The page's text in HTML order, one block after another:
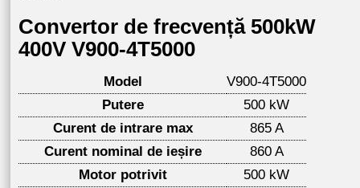
Convertor de frecvență 500kW
400V V900-4T5000
Model
V900-4T5000
Putere
500 kW
Curent de intrare max
865 A
Curent nominal de ieșire
860 A
Motor potrivit
500 kW